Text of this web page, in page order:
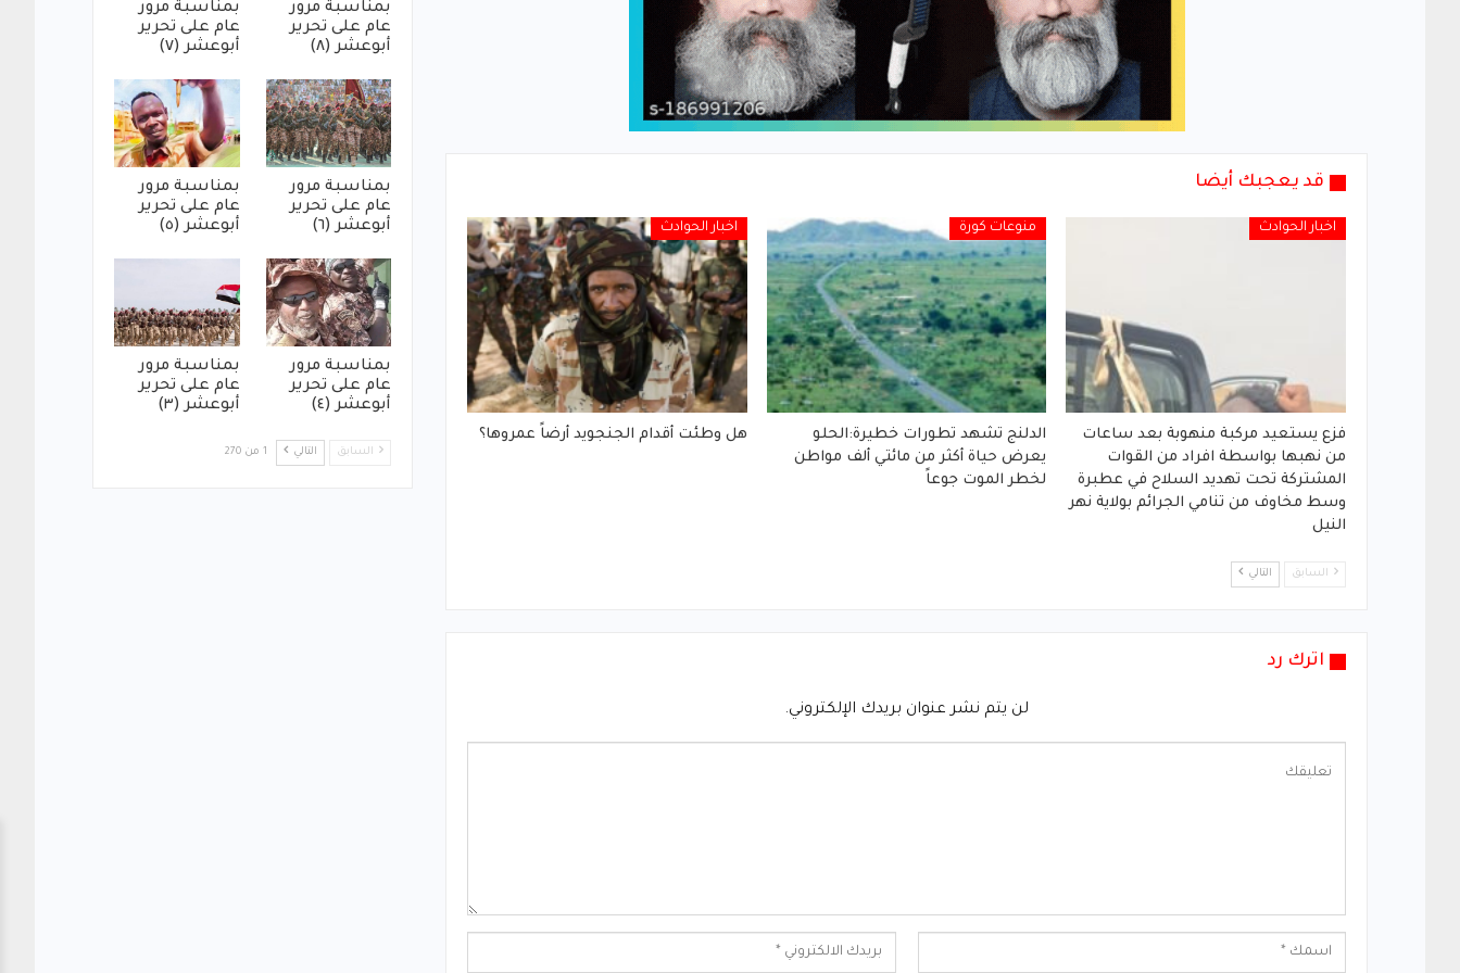
قد يعجبك أيضا
اخبار الحوادث
فزع يستعيد مركبة منهوبة بعد ساعات
من نهبها بواسطة افراد من القوات
المشتركة تحت تهديد السلاح في عطبرة
وسط مخاوف من تنامي الجرائم بولاية نهر
النيل
منوعات كورة
الدلنج تشهد تطورات خطيرة:الحلو
يعرض حياة أكثر من مائتي ألف مواطن
لخطر الموت جوعاً
اخبار الحوادث
هل وطئت أقدام الجنجويد أرضاً عمروها؟
السابق التالي
اترك رد
لن يتم نشر عنوان بريدك الإلكتروني.
بمناسبة مرور
عام على تحرير
أبوعشر (٨)
بمناسبة مرور
عام على تحرير
أبوعشر (٧)
بمناسبة مرور
عام على تحرير
أبوعشر (٦)
بمناسبة مرور
عام على تحرير
أبوعشر (٥)
بمناسبة مرور
عام على تحرير
أبوعشر (٤)
بمناسبة مرور
عام على تحرير
أبوعشر (٣)
السابق التالي 1 من 270